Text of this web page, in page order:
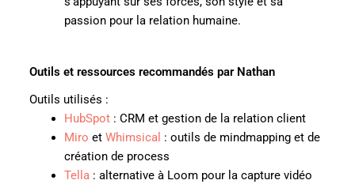
passion pour la relation humaine.
Outils et ressources recommandés par Nathan
Outils utilisés :
HubSpot: CRM et gestion de la relation client
Miro et Whimsical : outils de mindmapping et de
création de process
Tella : alternative à Loom pour la capture vidéo